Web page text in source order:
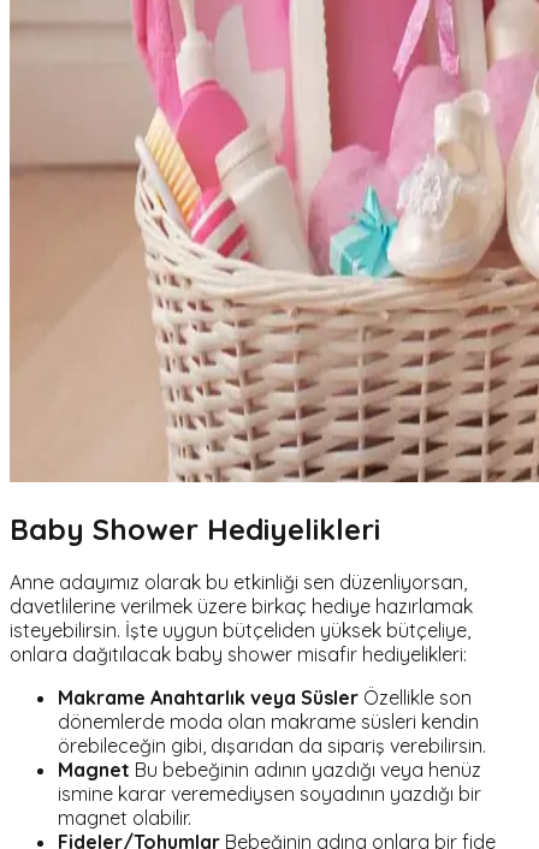
Baby Shower Hediyelikleri
Anne adayımız olarak bu etkinliği sen düzenliyorsan,
davetlilerine verilmek üzere birkaç hediye hazırlamak
isteyebilirsin. İşte uygun bütçeliden yüksek bütçeliye,
onlara dağıtılacak baby shower misafir hediyelikleri:
Makrame Anahtarlık veya Süsler Özellikle son
dönemlerde moda olan makrame süsleri kendin
örebileceğin gibi, dışarıdan da sipariş verebilirsin.
Magnet Bu bebeğinin adının yazdığı veya henüz
ismine karar veremediysen soyadının yazdığı bir
magnet olabilir.
Fideler/Tohumlar Bebeğinin adına onlara bir fide